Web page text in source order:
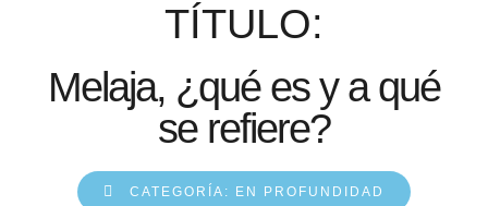
TÍTULO:
Melaja, ¿qué es y a qué
se refiere?
CATEGORÍA: EN PROFUNDIDAD